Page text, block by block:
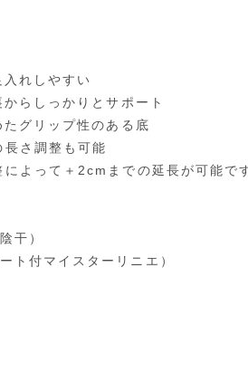
れしやすい
らしっかりとサポート
グリップ性のある底
さ調整も可能
よって＋2cmまでの延長が可能で
干）
ト付マイスターリニエ）